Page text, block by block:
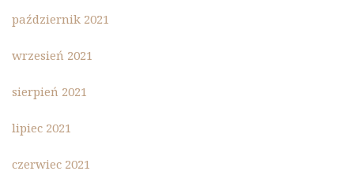
październik 2021
wrzesień 2021
sierpień 2021
lipiec 2021
czerwiec 2021